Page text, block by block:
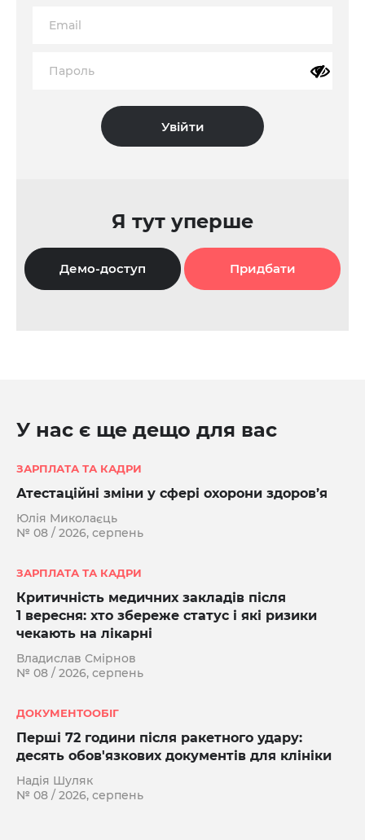
Я тут уперше
Демо-доступ Придбати
У нас є ще дещо для вас
ЗАРПЛАТА ТА КАДРИ
Атестаційні зміни у сфері охорони здоров’я
Юлія Миколаєць
№ 08 / 2026, серпень
ЗАРПЛАТА ТА КАДРИ
Критичність медичних закладів після
1 вересня: хто збереже статус і які ризики
чекають на лікарні
Владислав Смірнов
№ 08 / 2026, серпень
ДОКУМЕНТООБІГ
Перші 72 години після ракетного удару:
десять обов'язкових документів для клініки
Надія Шуляк
№ 08 / 2026, серпень